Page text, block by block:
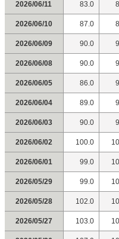
2026/06/11 83.0
2026/06/10 87.0
2026/06/09 90.0
2026/06/08 90.0
2026/06/05 86.0
2026/06/04 89.0
2026/06/03 90.0
2026/06/02 100.0
2026/06/01 99.0
2026/05/29 99.0
2026/05/28 102.0
2026/05/27 103.0